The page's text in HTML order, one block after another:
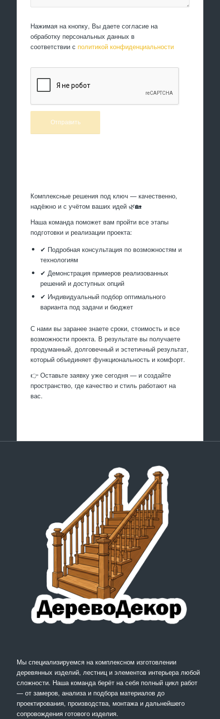
Нажимая на кнопку, Вы даете согласие на
обработку персональных данных в
соответствии с политикой конфиденциальности
Комплексные решения под ключ — качественно,
надёжно и с учётом ваших идей 🌿🏡
Наша команда поможет вам пройти все этапы
подготовки и реализации проекта:
✔ Подробная консультация по возможностям и
технологиям
✔ Демонстрация примеров реализованных
решений и доступных опций
✔ Индивидуальный подбор оптимального
варианта под задачи и бюджет
С нами вы заранее знаете сроки, стоимость и все
возможности проекта. В результате вы получаете
продуманный, долговечный и эстетичный результат,
который объединяет функциональность и комфорт.
👉 Оставьте заявку уже сегодня — и создайте
пространство, где качество и стиль работают на
вас.
Мы специализируемся на комплексном изготовлении
деревянных изделий, лестниц и элементов интерьера любой
сложности. Наша команда берёт на себя полный цикл работ
— от замеров, анализа и подбора материалов до
проектирования, производства, монтажа и дальнейшего
сопровождения готового изделия.